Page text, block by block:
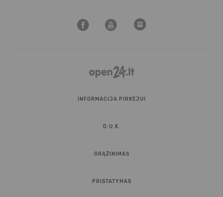
INFORMACIJA PIRKĖJUI
D.U.K.
GRĄŽINIMAS
PRISTATYMAS